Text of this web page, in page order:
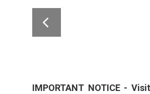
IMPORTANT NOTICE -